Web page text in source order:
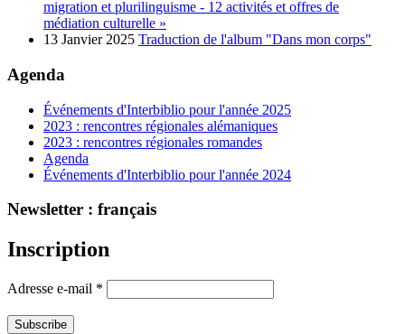
migration et plurilinguisme - 12 activités et offres de
médiation culturelle »
13 Janvier 2025 Traduction de l'album "Dans mon corps"
Agenda
Événements d'Interbiblio pour l'année 2025
2023 : rencontres régionales alémaniques
2023 : rencontres régionales romandes
Agenda
Événements d'Interbiblio pour l'année 2024
Newsletter : français
Inscription
Adresse e-mail *